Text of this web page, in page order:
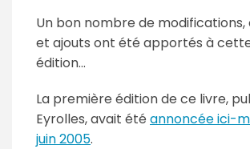
Un bon nombre de
et ajouts ont été apportés à
édition...
La première édition de ce livre,
Eyrolles, avait été annoncée ici-
juin 2005.